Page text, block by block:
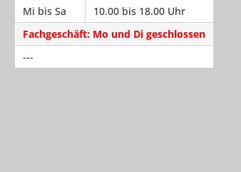
Mi bis Sa
10.00 bis 18.00 Uhr
Fachgeschäft: Mo und Di geschlossen
---